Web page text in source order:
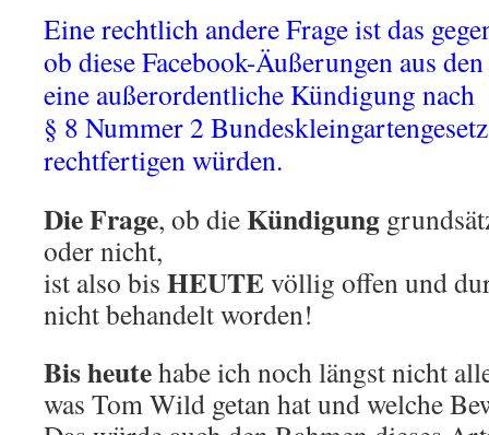
Eine rechtlich andere Frage ist das
ob diese Facebook-Äußerungen aus
eine außerordentliche Kündigung nach
§ 8 Nummer 2 Bundeskleingartengesetz
rechtfertigen würden.
Die Frage, ob dieKündigung
oder nicht,
ist also bis HEUTEvöllig offen und
nicht behandelt worden!
Bis heutehabe ich noch längst nicht
was Tom Wild getan hat und welche